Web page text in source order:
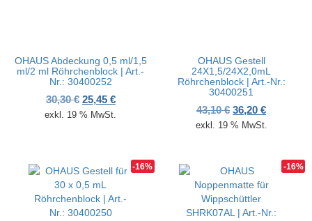
OHAUS Abdeckung 0,5 ml/1,5
ml/2 ml Röhrchenblock | Art.-
Nr.: 30400252
30,30€ Ursprünglicher Preis war: 30,30 €
25,45 €Aktueller Preis ist: 25,45 €.
exkl. 19 % MwSt.
OHAUS Gestell
24X1,5/24X2,0mL
Röhrchenblock | Art.-Nr.:
30400251
43,10€ Ursprünglicher
36,20€Aktueller
exkl. 19 % MwSt.
-16% -16%